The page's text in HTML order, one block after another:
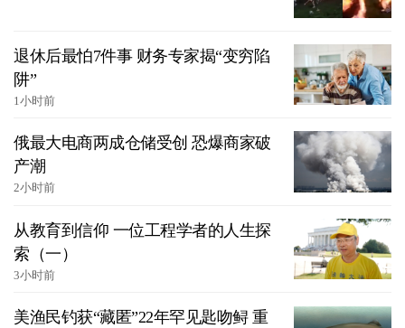
退休后最怕7件事 财务专家揭“变穷陷
阱”
1小时前
俄最大电商两成仓储受创 恐爆商家破
产潮
2小时前
从教育到信仰 一位工程学者的人生探
索（一）
3小时前
美渔民钓获“藏匿”22年罕见匙吻鲟 重